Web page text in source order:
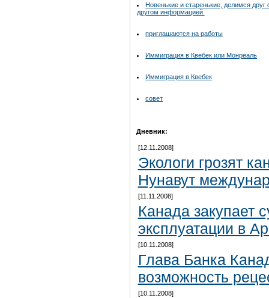
Новенькие и старенькие, делимся друг
другом информацией.
приглашаются на работы
Иммиграция в Квебек или Монреаль
Иммиграция в Квебек
совет
Дневник:
[12.11.2008]
Экологи грозят
Нунавут
[11.11.2008]
Канада закупает
эксплуатации в
[10.11.2008]
Глава Банка
возможность
[10.11.2008]